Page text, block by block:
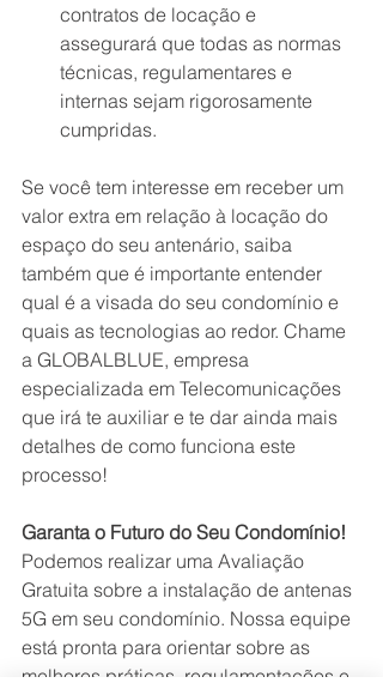
contratos de locação e
assegurará que todas as normas
técnicas, regulamentares e
internas sejam rigorosamente
cumpridas.
Se você tem interesse em receber um
valor extra em relação à locação do
espaço do seu antenário, saiba
também que é importante entender
qual é a visada do seu condomínio e
quais as tecnologias ao redor. Chame
a GLOBALBLUE, empresa
especializada em Telecomunicações
que irá te auxiliar e te dar ainda mais
detalhes de como funciona este
processo!
Garanta o Futuro do Seu Condomínio!
Podemos realizar uma Avaliação
Gratuita sobre a instalação de antenas
5G em seu condomínio. Nossa equipe
está pronta para orientar sobre as
melhores práticas, regulamentações e